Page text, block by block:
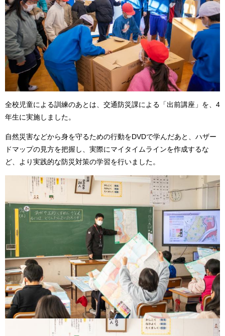
全校児童による訓練のあとは、交通防災課による「出前講座」を、4
年生に実施しました。
自然災害などから身を守るための行動をDVDで学んだあと、ハザー
ドマップの見方を把握し、実際にマイタイムラインを作成するな
ど、より実践的な防災対策の学習を行いました。